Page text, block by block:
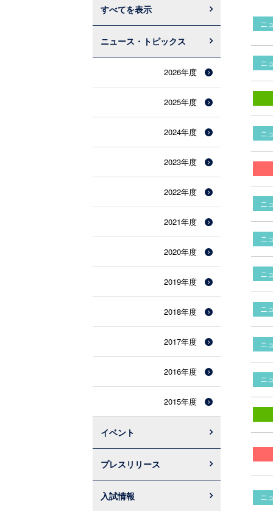
ニ
ニ
ニ
ニ
ニ
ニ
ニ
ニ
ニ
ニ
すべてを表示
ニュース・トピックス
2026年度
2025年度
2024年度
2023年度
2022年度
2021年度
2020年度
2019年度
2018年度
2017年度
2016年度
2015年度
イベント
プレスリリース
入試情報